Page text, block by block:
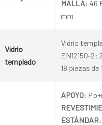
MALLA: 46
mm
Vidrio
templado
Vidrio
EN12150-2:
18 piezas
APOYO:
ESTÁNDAR